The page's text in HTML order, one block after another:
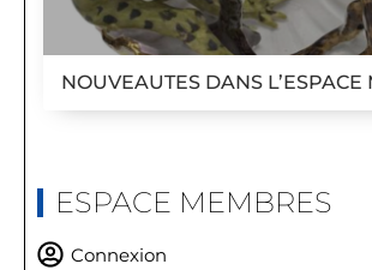
NOUVEAUTES DANS L’ESPACE
ESPACE MEMBRES
Connexion